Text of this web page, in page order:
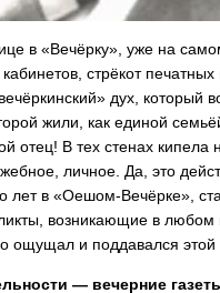
в «Вечёрку», уже на
стрёкот
дух, который
жили, как единой
отец! В тех стенах
личное. Да, это
лет в «Оешом-Вечёрке»,
возникающие в любом
ощущал и поддавался
— вечерние